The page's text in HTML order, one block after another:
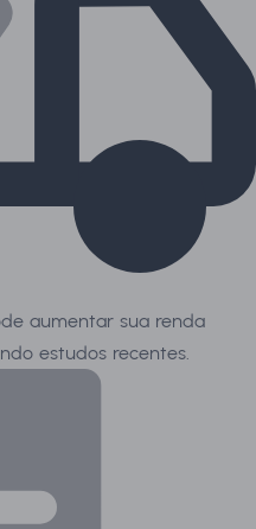
aumentar sua renda
estudos recentes.